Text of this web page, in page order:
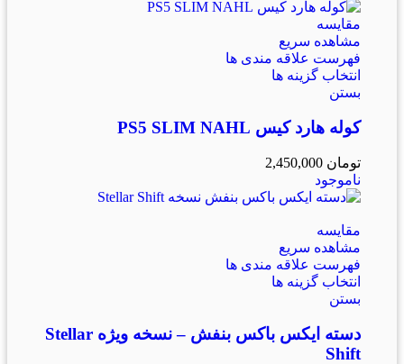
مقایسه
مشاهده سریع
فهرست علاقه مندی ها
انتخاب گزینه ها
بستن
کوله هارد کیس PS5 SLIM NAHL
تومان
ناموجود
مقایسه
مشاهده سریع
فهرست علاقه مندی ها
انتخاب گزینه ها
بستن
دسته ایکس باکس بنفش – نسخه ویژه Stellar
Shift